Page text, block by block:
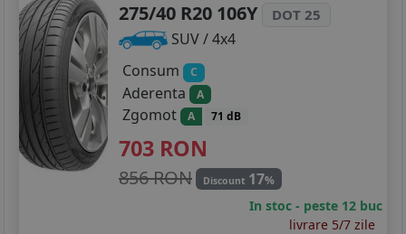
275/40 R20 106Y
DOT 25
SUV / 4x4
Consum
C
Aderenta A
Zgomot A 71 dB
703 RON
856 RON Discount 17%
In stoc - peste 12 buc
livrare 5/7 zile